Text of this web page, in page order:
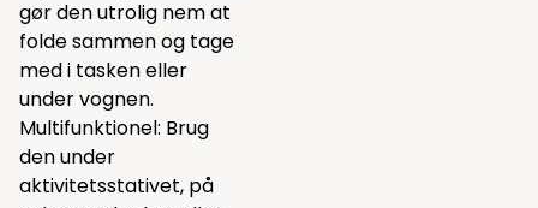
gør den utrolig nem at
folde sammen og tage
med i tasken eller
under vognen.
Multifunktionel: Brug
den under
aktivitetsstativet, på